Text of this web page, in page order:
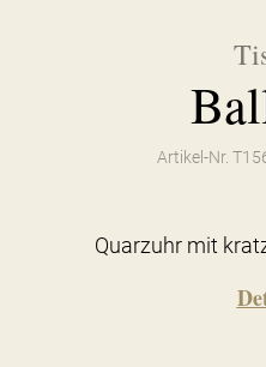
Artikel-Nr.
Quarzuhr mit